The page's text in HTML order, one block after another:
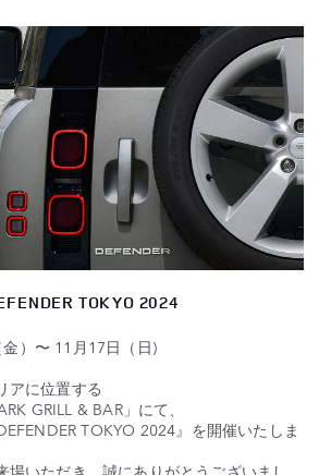
TOKYO 2024
）〜 11月17日（日)
アに位置する
GRILL & BAR」にて、
TOKYO 2024』を開催いたしま
場いただき、誠にありがとうございまし